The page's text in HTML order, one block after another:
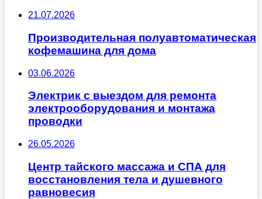
21.07.2026
Производительная полуавтоматическая
кофемашина для дома
03.06.2026
Электрик с выездом для ремонта
электрооборудования и монтажа
проводки
26.05.2026
Центр тайского массажа и СПА для
восстановления тела и душевного
равновесия